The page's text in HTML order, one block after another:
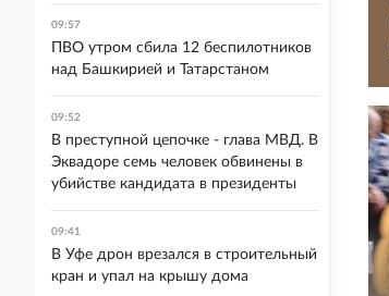
09:57
ПВО утром сбила 12 беспилотников
над Башкирией и Татарстаном
09:52
В преступной цепочке - глава МВД. В
Эквадоре семь человек обвинены в
убийстве кандидата в президенты
09:41
В Уфе дрон врезался в строительный
кран и упал на крышу дома